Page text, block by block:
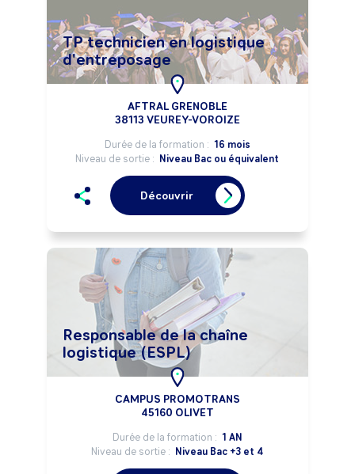
TP technicien en logistique
d'entreposage
AFTRAL GRENOBLE
38113 VEUREY-VOROIZE
Durée de la formation : 16 mois
Niveau de sortie : Niveau Bac ou équivalent
Découvrir
Responsable de la chaîne
logistique (ESPL)
CAMPUS PROMOTRANS
45160 OLIVET
Durée de la formation : 1 AN
Niveau de sortie : Niveau Bac +3 et 4